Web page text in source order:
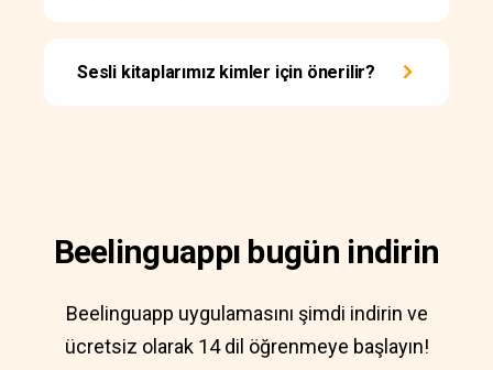
Sesli kitaplarımız kimler için önerilir?
Beelinguappı bugün indirin
Beelinguapp uygulamasını şimdi indirin ve
ücretsiz olarak 14 dil öğrenmeye başlayın!